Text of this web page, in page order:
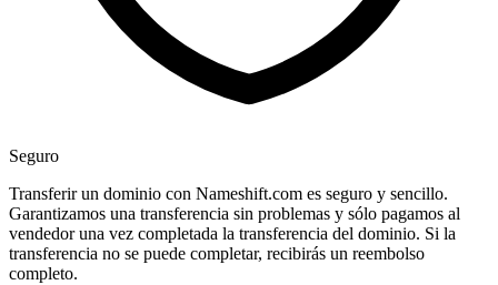
Seguro
Transferir un dominio con Nameshift.com es seguro y sencillo.
Garantizamos una transferencia sin problemas y sólo pagamos al
vendedor una vez completada la transferencia del dominio. Si la
transferencia no se puede completar, recibirás un reembolso
completo.